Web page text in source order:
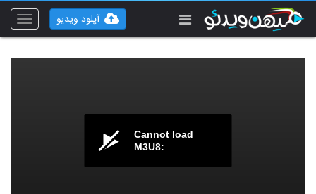
Toggle
آپلود ویدیو
Cannot load
M3U8: